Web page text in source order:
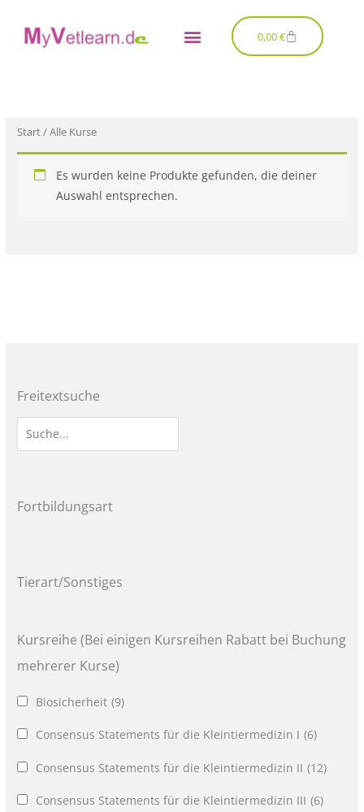
Inhalt
springen
0,00€Warenkorb
Start/ Alle Kurse
Es wurden keine Produkte gefunden, die deiner
Auswahl entsprechen.
Freitextsuche
Fortbildungsart
Tierart/Sonstiges
Kursreihe (Bei einigen Kursreihen Rabatt bei Buchung
mehrerer Kurse)
Biosicherheit (9)
Consensus Statements für die Kleintiermedizin I (6)
Consensus Statements für die Kleintiermedizin II (12)
Consensus Statements für die Kleintiermedizin III (6)